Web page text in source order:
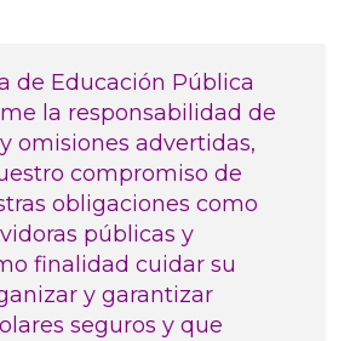
de Educación Pública
la responsabilidad de
omisiones advertidas,
compromiso de
obligaciones como
públicas y
finalidad cuidar su
y garantizar
seguros y que